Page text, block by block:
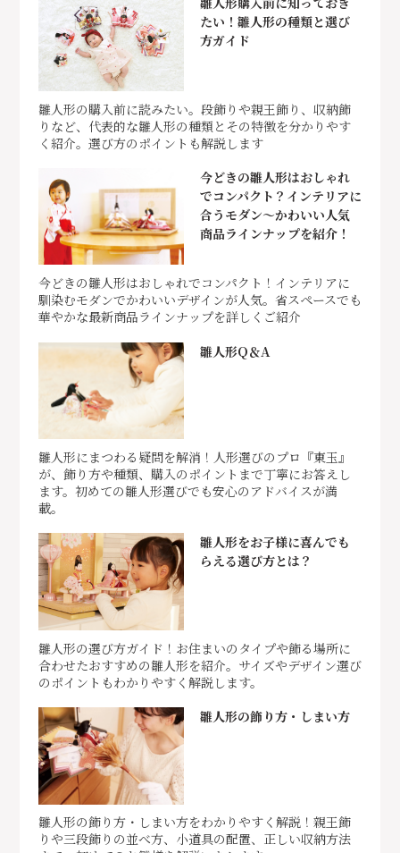
たい！雛人形の種類と選び
方ガイド
雛人形の購入前に読みたい。段飾りや親王飾り、収納飾
りなど、代表的な雛人形の種類とその特徴を分かりやす
く紹介。選び方のポイントも解説します
今どきの雛人形はおしゃれ
でコンパクト？インテリアに
合うモダン～かわいい人気
商品ラインナップを紹介！
今どきの雛人形はおしゃれでコンパクト！インテリアに
馴染むモダンでかわいいデザインが人気。省スペースでも
華やかな最新商品ラインナップを詳しくご紹介
雛人形Q＆A
雛人形にまつわる疑問を解消！人形選びのプロ『東玉』
が、飾り方や種類、購入のポイントまで丁寧にお答えし
ます。初めての雛人形選びでも安心のアドバイスが満
載。
雛人形をお子様に喜んでも
らえる選び方とは？
雛人形の選び方ガイド！お住まいのタイプや飾る場所に
合わせたおすすめの雛人形を紹介。サイズやデザイン選び
のポイントもわかりやすく解説します。
雛人形の飾り方・しまい方
雛人形の飾り方・しまい方をわかりやすく解説！親王飾
りや三段飾りの並べ方、小道具の配置、正しい収納方法